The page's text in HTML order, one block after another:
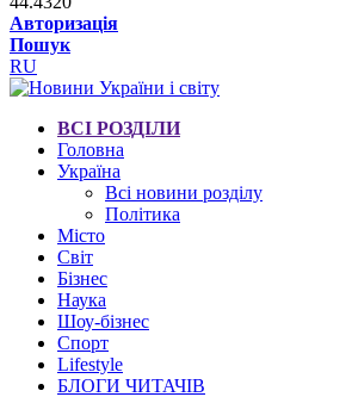
Авторизація
Пошук
RU
ВСІ РОЗДІЛИ
Головна
Україна
Всі новини розділу
Політика
Місто
Світ
Бізнес
Наука
Шоу-бізнес
Спорт
Lifestyle
БЛОГИ ЧИТАЧІВ